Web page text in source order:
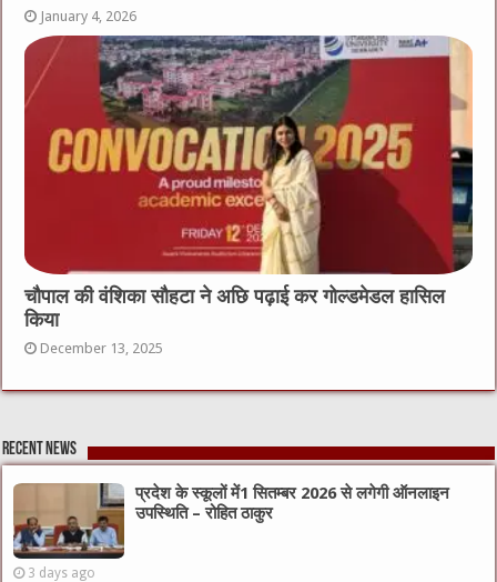
January 4, 2026
चौपाल की वंशिका सौहटा ने अछि पढ़ाई कर गोल्डमेडल हासिल
किया
December 13, 2025
Recent News
प्रदेश के स्कूलों में1 सितम्बर 2026 से लगेगी ऑनलाइन
उपस्थिति – रोहित ठाकुर
3 days ago